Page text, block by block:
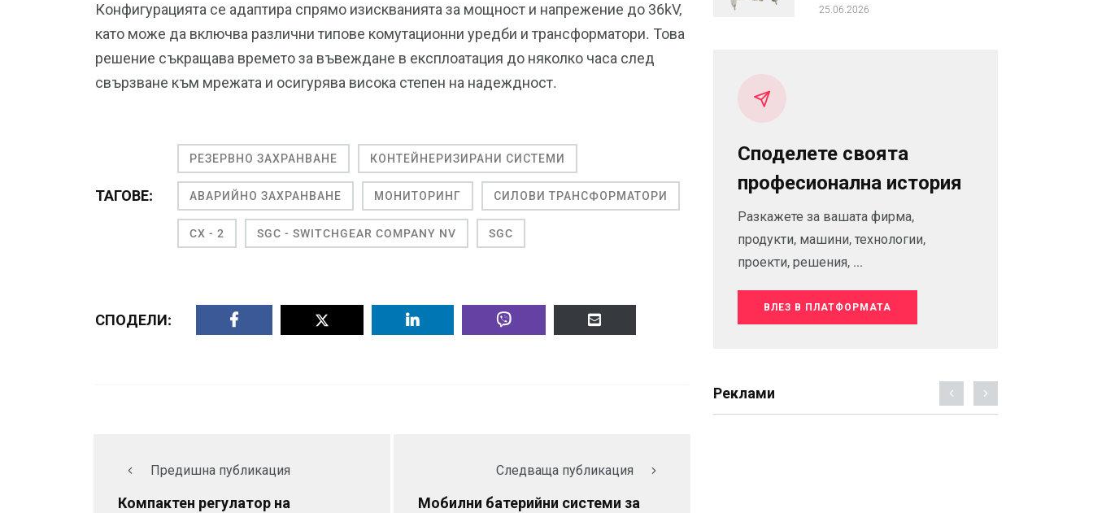
Конфигурацията се адаптира спрямо изискванията за мощност и напрежение до 36kV,
като може да включва различни типове комутационни уредби и трансформатори. Това
решение съкращава времето за въвеждане в експлоатация до няколко часа след
свързване към мрежата и осигурява висока степен на надеждност.
ТАГОВЕ:
РЕЗЕРВНО ЗАХРАНВАНЕ КОНТЕЙНЕРИЗИРАНИ СИСТЕМИ
АВАРИЙНО ЗАХРАНВАНЕ МОНИТОРИНГ СИЛОВИ ТРАНСФОРМАТОРИ
CX - 2 SGC - SWITCHGEAR COMPANY NV SGC
СПОДЕЛИ:
Предишна публикация
Компактен регулатор на
Следваща публикация
Мобилни батерийни системи за
25.06.2026
Споделете своята
професионална история
Разкажете за вашата фирма,
продукти, машини, технологии,
проекти, решения, ...
ВЛЕЗ В ПЛАТФОРМАТА
Реклами